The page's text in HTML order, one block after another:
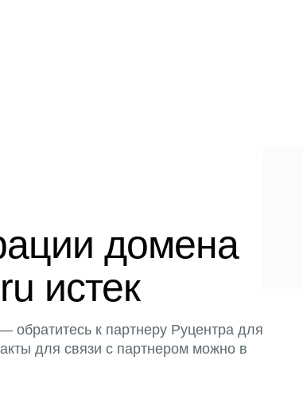
домена
истек
обратитесь к партнеру Руцентра для
для связи с партнером можно в